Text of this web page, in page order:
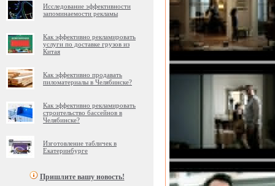
Исследование эффективности
запоминаемости рекламы
Как эффективно рекламировать
услуги по доставке грузов из
Китая
Как эффективно продавать
пиломатериалы в Челябинске?
Как эффективно рекламировать
строительство бассейнов в
Челябинске?
Изготовление табличек в
Екатеринбурге
Пришлите вашу новость!